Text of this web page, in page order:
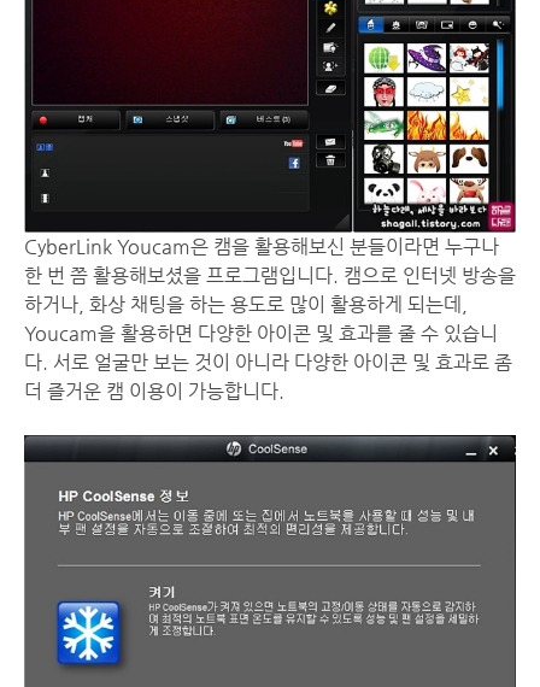
CyberLink Youcam은 캠을 활용해보신 분들이라면 누구나
한 번 쯤 활용해보셨을 프로그램입니다. 캠으로 인터넷 방송을
하거나, 화상 채팅을 하는 용도로 많이 활용하게 되는데,
Youcam을 활용하면 다양한 아이콘 및 효과를 줄 수 있습니
다. 서로 얼굴만 보는 것이 아니라 다양한 아이콘 및 효과로 좀
더 즐거운 캠 이용이 가능합니다.